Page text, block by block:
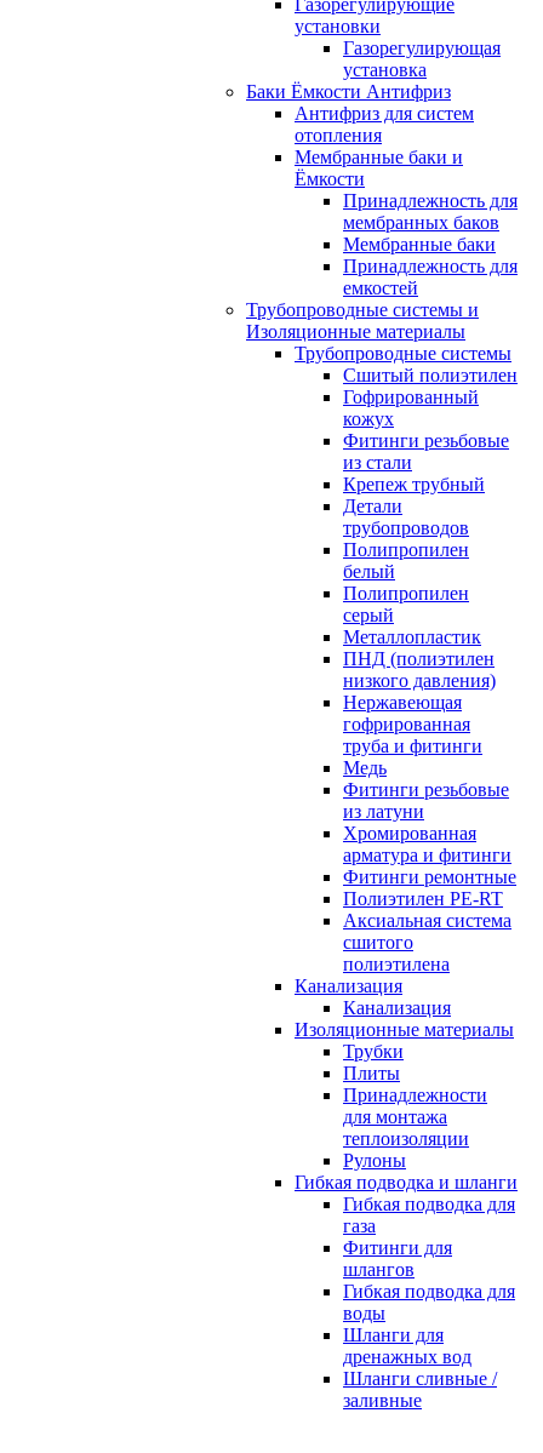
Газорегулирующие
установки
Газорегулирующая
установка
Баки Ёмкости Антифриз
Антифриз для систем
отопления
Мембранные баки и
Ёмкости
Принадлежность для
мембранных баков
Мембранные баки
Принадлежность для
емкостей
Трубопроводные системы и
Изоляционные материалы
Трубопроводные системы
Сшитый полиэтилен
Гофрированный
кожух
Фитинги резьбовые
из стали
Крепеж трубный
Детали
трубопроводов
Полипропилен
белый
Полипропилен
серый
Металлопластик
ПНД (полиэтилен
низкого давления)
Нержавеющая
гофрированная
труба и фитинги
Медь
Фитинги резьбовые
из латуни
Хромированная
арматура и фитинги
Фитинги ремонтные
Полиэтилен PE-RT
Аксиальная система
сшитого
полиэтилена
Канализация
Канализация
Изоляционные материалы
Трубки
Плиты
Принадлежности
для монтажа
теплоизоляции
Рулоны
Гибкая подводка и шланги
Гибкая подводка для
газа
Фитинги для
шлангов
Гибкая подводка для
воды
Шланги для
дренажных вод
Шланги сливные /
заливные